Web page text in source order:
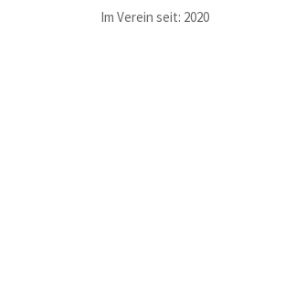
Im Verein seit: 2020